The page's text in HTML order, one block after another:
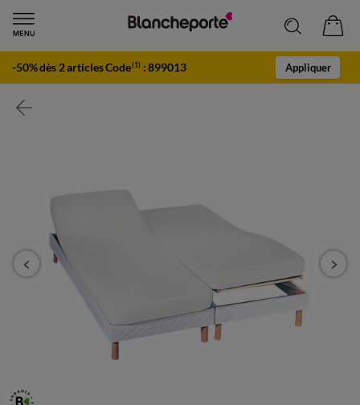
-50% dès 2 articles Code(1) :899013 Appliquer